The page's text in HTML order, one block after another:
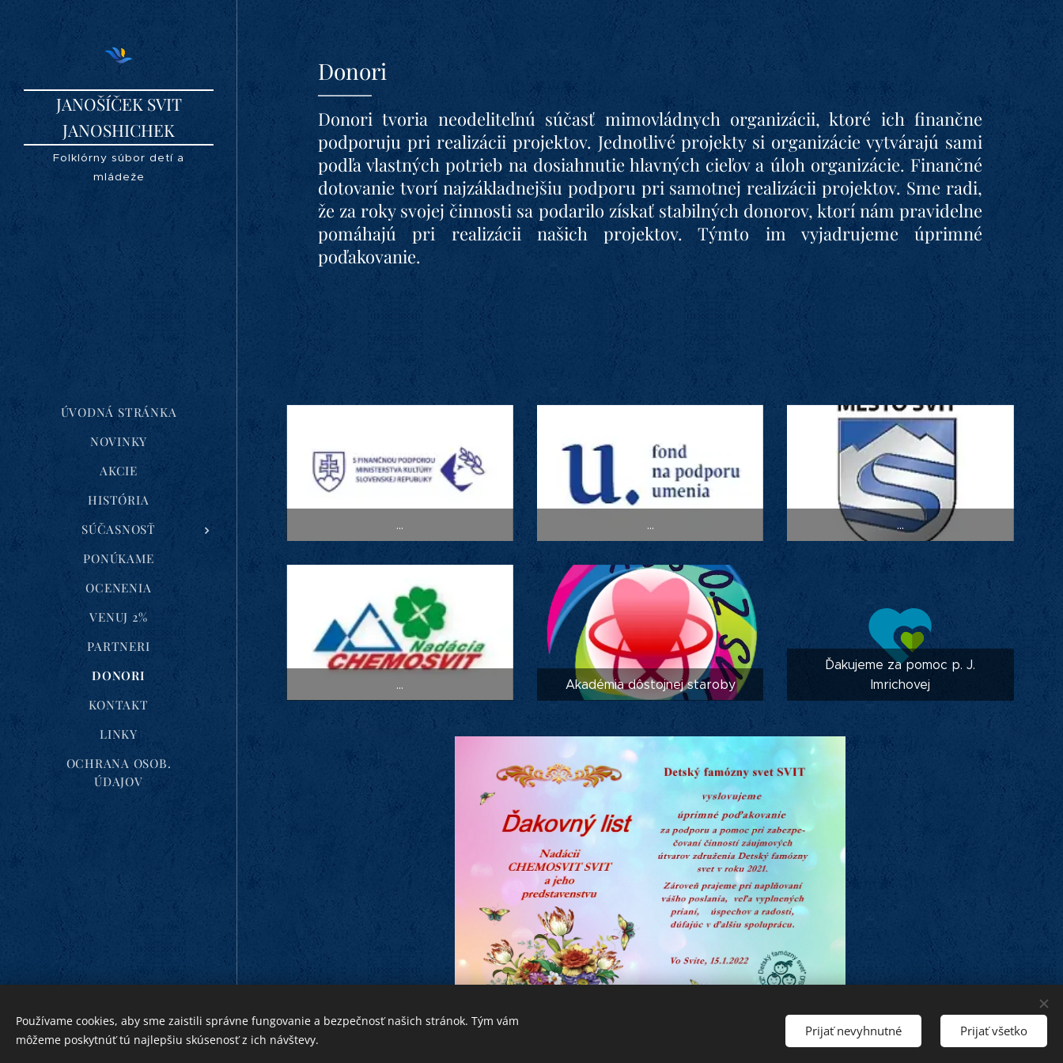
JANOŠÍČEK SVIT
JANOSHICHEK
SLOVAKIA
Folklórny súbor detí a
mládeže
ÚVODNÁ STRÁNKA
NOVINKY
AKCIE
HISTÓRIA
SÚČASNOSŤ
PONÚKAME
OCENENIA
VENUJ 2%
PARTNERI
DONORI
KONTAKT
LINKY
OCHRANA OSOB.
ÚDAJOV
Donori
Donori tvoria neodeliteľnú súčasť mimovládnych organizácii, ktoré ich finančne
podporuju pri realizácii projektov. Jednotlivé projekty si organizácie vytvárajú sami
podľa vlastných potrieb na dosiahnutie hlavných cieľov a úloh organizácie. Finančné
dotovanie tvorí najzákladnejšiu podporu pri samotnej realizácii projektov. Sme radi,
že za roky svojej činnosti sa podarilo získať stabilných donorov, ktorí nám pravidelne
pomáhajú pri realizácii našich projektov. Týmto im vyjadrujeme úprimné
poďakovanie.
... ... ...
... Akadémia dôstojnej staroby
Ďakujeme za pomoc p. J.
Imrichovej
Vytvorené službou
Používame cookies, aby sme zaistili správne fungovanie a bezpečnosť našich stránok. Tým vám
môžeme poskytnúť tú najlepšiu skúsenosť z ich návštevy.
Prijať nevyhnutné Prijať všetko